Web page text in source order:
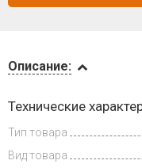
и оплата
Описание:
Технические
Тип товара
Вид товара